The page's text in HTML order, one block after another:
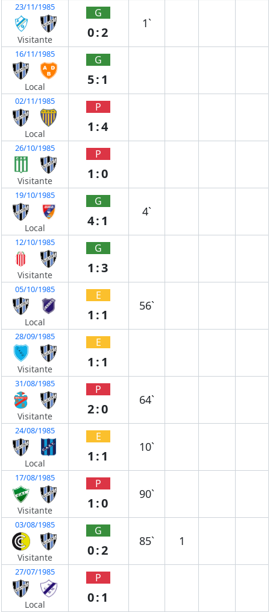
23/11/1985
Visitante
G
0:2
1`
16/11/1985
Local
G
5:1
02/11/1985
Local
P
1:4
26/10/1985
Visitante
P
1:0
19/10/1985
Local
G
4:1
4`
12/10/1985
Visitante
G
1:3
05/10/1985
Local
E
1:1
56`
28/09/1985
Visitante
E
1:1
31/08/1985
Visitante
P
2:0
64`
24/08/1985
Local
E
1:1
10`
17/08/1985
Visitante
P
1:0
90`
03/08/1985
Visitante
G
0:2
85` 1
27/07/1985
Local
P
0:1